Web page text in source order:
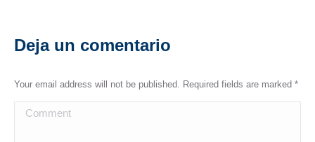
Deja un comentario
Your email address will not be published. Required fields are marked *
Comment